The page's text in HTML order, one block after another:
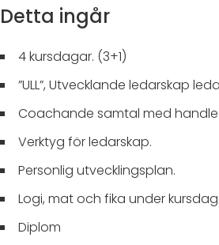
Detta ingår
4 kursdagar. (3+1)
”ULL”, Utvecklande ledarskap
Coachande samtal med
Verktyg för ledarskap.
Personlig utvecklingsplan.
Logi, mat och fika under
Diplom